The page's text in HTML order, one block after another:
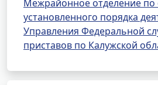
Межрайонное отделение
установленного порядка
Управления Федеральной
приставов по Калужской